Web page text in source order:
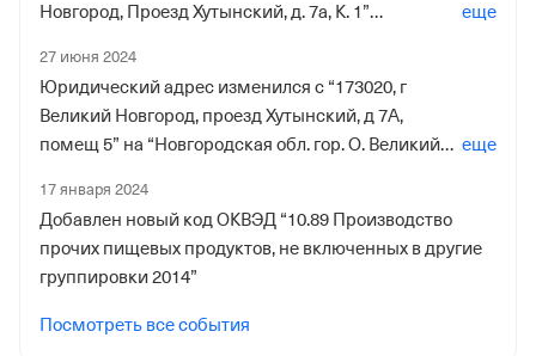
Новгород, Проезд Хутынский, д. 7а, К. 1”
д. 7а, К. 1”
еще
27 июня 2024
Юридический адрес изменился с “173020, г
Великий Новгород, проезд Хутынский, д 7А,
помещ 5” на “Новгородская обл. гор. О. Великий
д. 7а, К. 1”
еще
17 января 2024
Добавлен новый код ОКВЭД “10.89 Производство
прочих пищевых продуктов, не включенных в другие
группировки 2014”
Посмотреть все события